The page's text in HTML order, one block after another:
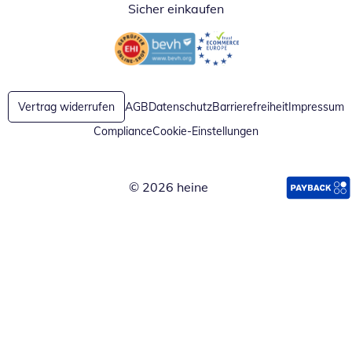
Sicher einkaufen
Öffnet in neuem FensterÖffnet in neuem Fenster
Vertrag widerrufen AGBDatenschutzBarrierefreiheitImpressum
ComplianceCookie-Einstellungen
© 2026 heine